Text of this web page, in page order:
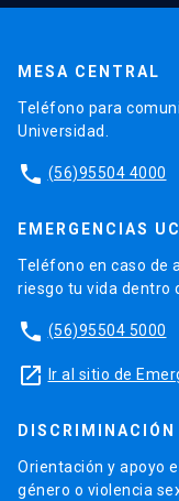
MESA CENTRAL
Teléfono para
Universidad.
phone (56)95504 4000
EMERGENCIAS UC
Teléfono en caso de
riesgo tu vida dentro
phone (56)95504 5000
launch Ir al sitio de
Orientación y apoyo
género o violencia